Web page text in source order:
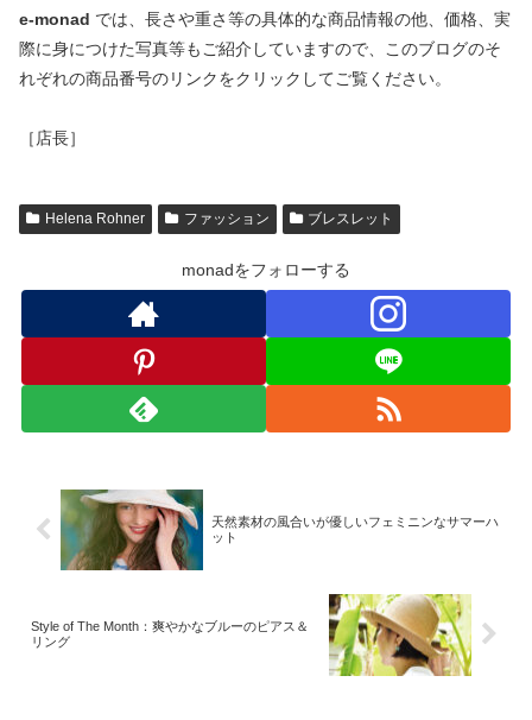
e-monad では、長さや重さ等の具体的な商品情報の他、価格、実
際に身につけた写真等もご紹介していますので、このブログのそ
れぞれの商品番号のリンクをクリックしてご覧ください。
［店長］
Helena Rohner ファッション ブレスレット
monadをフォローする
天然素材の風合いが優しいフェミニンなサマーハ
ット
Style of The Month：爽やかなブルーのピアス＆
リング